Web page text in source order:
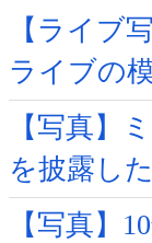
【ライブ
ライブの
【写真】
を披露し
【写真】